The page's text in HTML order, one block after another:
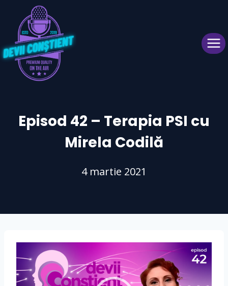
content
Episod 42 – Terapia PSI cu
Mirela Codilă
4 martie 2021
l
a